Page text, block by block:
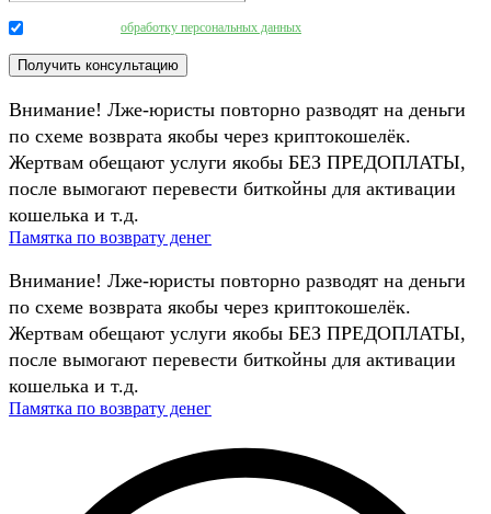
обработку персональных данных
Внимание! Лже-юристы повторно разводят на деньги
по схеме возврата якобы через криптокошелёк.
Жертвам обещают услуги якобы БЕЗ ПРЕДОПЛАТЫ,
после вымогают перевести биткойны для активации
кошелька и т.д.
Памятка по возврату денег
Внимание! Лже-юристы повторно разводят на деньги
по схеме возврата якобы через криптокошелёк.
Жертвам обещают услуги якобы БЕЗ ПРЕДОПЛАТЫ,
после вымогают перевести биткойны для активации
кошелька и т.д.
Памятка по возврату денег